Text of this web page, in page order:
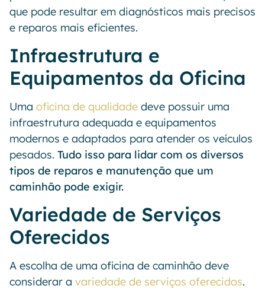
que pode resultar em diagnósticos mais precisos
e reparos mais eficientes.
Infraestrutura e
Equipamentos da Oficina
Uma oficina de qualidade deve possuir uma
infraestrutura adequada e equipamentos
modernos e adaptados para atender os veículos
pesados. Tudo isso para lidar com os diversos
tipos de reparos e manutenção que um
caminhão pode exigir.
Variedade de Serviços
Oferecidos
A escolha de uma oficina de caminhão deve
considerar a variedade de serviços oferecidos.